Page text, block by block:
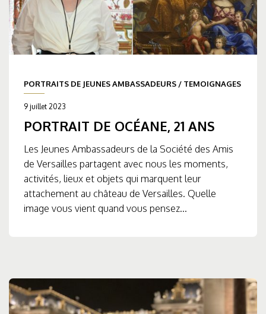
PORTRAITS DE JEUNES AMBASSADEURS / TEMOIGNAGES
9 juillet 2023
PORTRAIT DE OCÉANE, 21 ANS
Les Jeunes Ambassadeurs de la Société des Amis
de Versailles partagent avec nous les moments,
activités, lieux et objets qui marquent leur
attachement au château de Versailles. Quelle
image vous vient quand vous pensez...